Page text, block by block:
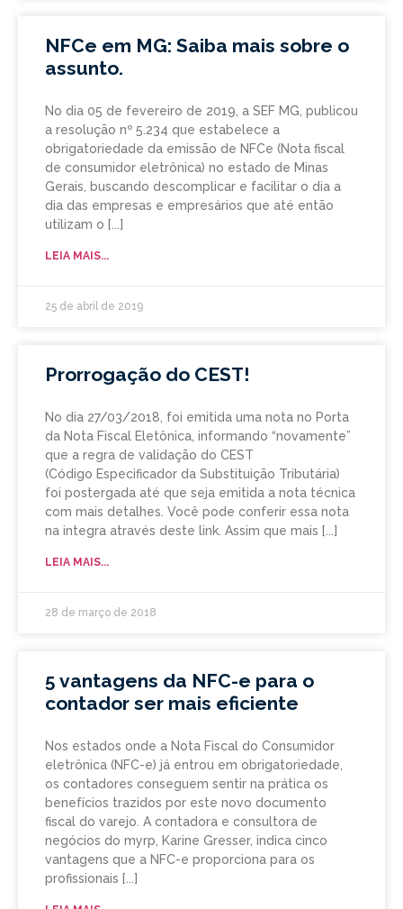
NFCe em MG: Saiba mais sobre o
assunto.
No dia 05 de fevereiro de 2019, a SEF MG, publicou
a resolução nº 5.234 que estabelece a
obrigatoriedade da emissão de NFCe (Nota fiscal
de consumidor eletrônica) no estado de Minas
Gerais, buscando descomplicar e facilitar o dia a
dia das empresas e empresários que até então
utilizam o
LEIA MAIS...
25 de abril de 2019
Prorrogação do CEST!
No dia 27/03/2018, foi emitida uma nota no Porta
da Nota Fiscal Eletônica, informando “novamente”
que a regra de validação do CEST
(Código Especificador da Substituição Tributária)
foi postergada até que seja emitida a nota técnica
com mais detalhes. Você pode conferir essa nota
na integra através deste link. Assim que mais
LEIA MAIS...
28 de março de 2018
5 vantagens da NFC-e para o
contador ser mais eficiente
Nos estados onde a Nota Fiscal do Consumidor
eletrônica (NFC-e) já entrou em obrigatoriedade,
os contadores conseguem sentir na prática os
benefícios trazidos por este novo documento
fiscal do varejo. A contadora e consultora de
negócios do myrp, Karine Gresser, indica cinco
vantagens que a NFC-e proporciona para os
profissionais